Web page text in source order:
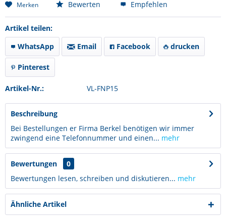
Merken Bewerten Empfehlen
Artikel teilen:
WhatsApp
Email Facebook drucken
Pinterest
Artikel-Nr.: VL-FNP15
Beschreibung
Bei Bestellungen er Firma Berkel benötigen wir immer
zwingend eine Telefonnummer und einen... mehr
Bewertungen
0
Bewertungen lesen, schreiben und diskutieren... mehr
Ähnliche Artikel